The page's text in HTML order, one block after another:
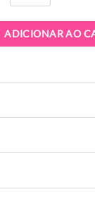
ADICIONAR AO